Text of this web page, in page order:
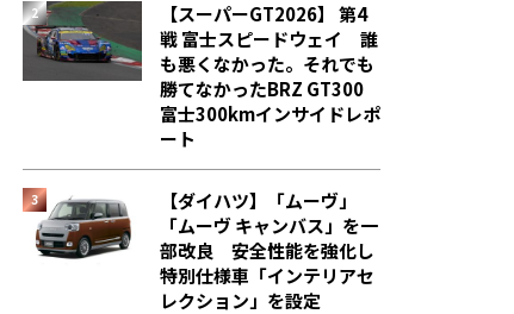
【スーパーGT2026】 第4
戦 富士スピードウェイ 誰
も悪くなかった。それでも
勝てなかった――BRZ GT300
富士300kmインサイドレポ
ート
【ダイハツ】「ムーヴ」
「ムーヴ キャンバス」を一
部改良 安全性能を強化し
特別仕様車「インテリアセ
レクション」を設定